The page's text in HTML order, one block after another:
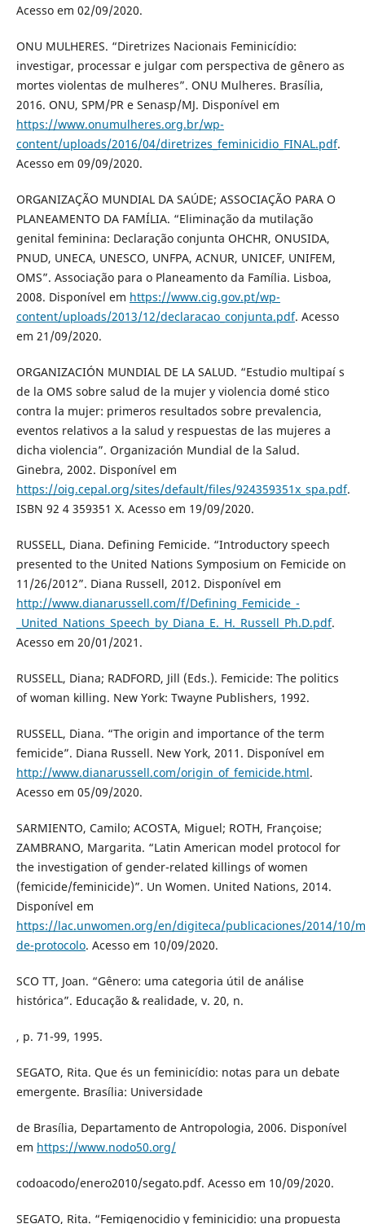
Acesso em 02/09/2020.
ONU MULHERES. “Diretrizes Nacionais Feminicídio:
investigar, processar e julgar com perspectiva de gênero as
mortes violentas de mulheres”. ONU Mulheres. Brasília,
2016. ONU, SPM/PR e Senasp/MJ. Disponível em
https://www.onumulheres.org.br/wp-
content/uploads/2016/04/diretrizes_feminicidio_FINAL.pdf.
Acesso em 09/09/2020.
ORGANIZAÇÃO MUNDIAL DA SAÚDE; ASSOCIAÇÃO PARA O
PLANEAMENTO DA FAMÍLIA. “Eliminação da mutilação
genital feminina: Declaração conjunta OHCHR, ONUSIDA,
PNUD, UNECA, UNESCO, UNFPA, ACNUR, UNICEF, UNIFEM,
OMS”. Associação para o Planeamento da Família. Lisboa,
2008. Disponível em https://www.cig.gov.pt/wp-
content/uploads/2013/12/declaracao_conjunta.pdf. Acesso
em 21/09/2020.
ORGANIZACIÓN MUNDIAL DE LA SALUD. “Estudio multipaí s
de la OMS sobre salud de la mujer y violencia domé stico
contra la mujer: primeros resultados sobre prevalencia,
eventos relativos a la salud y respuestas de las mujeres a
dicha violencia”. Organización Mundial de la Salud.
Ginebra, 2002. Disponível em
https://oig.cepal.org/sites/default/files/924359351x_spa.pdf.
ISBN 92 4 359351 X. Acesso em 19/09/2020.
RUSSELL, Diana. Defining Femicide. “Introductory speech
presented to the United Nations Symposium on Femicide on
11/26/2012”. Diana Russell, 2012. Disponível em
http://www.dianarussell.com/f/Defining_Femicide_-
_United_Nations_Speech_by_Diana_E._H._Russell_Ph.D.pdf.
Acesso em 20/01/2021.
RUSSELL, Diana; RADFORD, Jill (Eds.). Femicide: The politics
of woman killing. New York: Twayne Publishers, 1992.
RUSSELL, Diana. “The origin and importance of the term
femicide”. Diana Russell. New York, 2011. Disponível em
http://www.dianarussell.com/origin_of_femicide.html.
Acesso em 05/09/2020.
SARMIENTO, Camilo; ACOSTA, Miguel; ROTH, Françoise;
ZAMBRANO, Margarita. “Latin American model protocol for
the investigation of gender-related killings of women
(femicide/feminicide)”. Un Women. United Nations, 2014.
Disponível em
https://lac.unwomen.org/en/digiteca/publicaciones/2014/10/
de-protocolo. Acesso em 10/09/2020.
SCO TT, Joan. “Gênero: uma categoria útil de análise
histórica”. Educação & realidade, v. 20, n.
, p. 71-99, 1995.
SEGATO, Rita. Que és un feminicídio: notas para un debate
emergente. Brasília: Universidade
de Brasília, Departamento de Antropologia, 2006. Disponível
em https://www.nodo50.org/
codoacodo/enero2010/segato.pdf. Acesso em 10/09/2020.
SEGATO, Rita. “Femigenocidio y feminicidio: una propuesta